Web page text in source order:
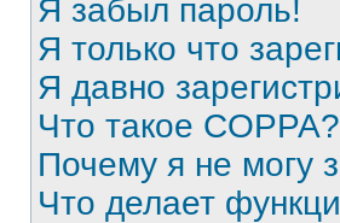
Я забыл пароль!
Я только что
Я давно
Что такое COPPA?
Почему я не могу
Что делает